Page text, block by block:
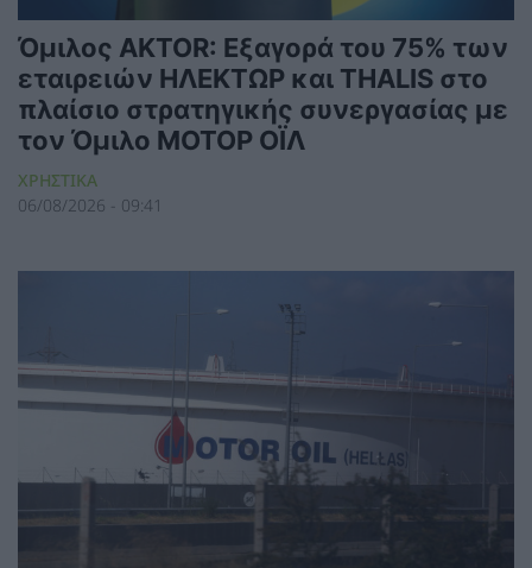
Όμιλος AKTOR: Εξαγορά του 75% των
εταιρειών ΗΛΕΚΤΩΡ και THALIS στο
πλαίσιο στρατηγικής συνεργασίας με
τον Όμιλο ΜΟΤΟΡ ΟΪΛ
ΧΡΗΣΤΙΚΑ
06/08/2026 - 09:41